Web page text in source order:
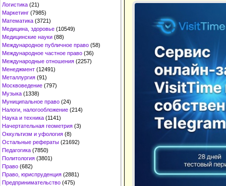
Логистика (21)
Маркетинг (7985)
Математика (3721)
Медицина, здоровье (10549)
Медицинские науки (88)
Международное публичное право (58)
Международное частное право (36)
Международные отношения (2257)
Менеджмент (12491)
Металлургия (91)
Москвоведение (797)
Музыка (1338)
Муниципальное право (24)
Налоги, налогообложение (214)
Наука и техника (1141)
Начертательная геометрия (3)
Оккультизм и уфология (8)
Остальные рефераты (21692)
Педагогика (7850)
Политология (3801)
Право (682)
Право, юриспруденция (2881)
Предпринимательство (475)